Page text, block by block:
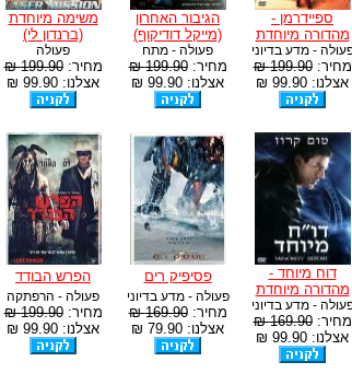
ספיידרמן -
מהדורה מיוחדת
- מדע בדיוני
מחיר:199.90 ₪
אצלנו: 99.90 ₪
הגיבור האחרון
(מייקל דודיקוף)
פעולה - מתח
מחיר:199.90 ₪
אצלנו: 99.90 ₪
משימה מיוחדת
(ברנדון לי)
פעולה
מחיר:199.90 ₪
אצלנו: 99.90 ₪
דוח מיוחד -
מהדורה מיוחדת
- מדע בדיוני
מחיר:169.90 ₪
אצלנו: 99.90 ₪
פסיפיק רים
פעולה - מדע בדיוני
מחיר:169.90 ₪
אצלנו: 79.90 ₪
הפרש הבודד
פעולה - הרפתקה
מחיר:199.90 ₪
אצלנו: 99.90 ₪